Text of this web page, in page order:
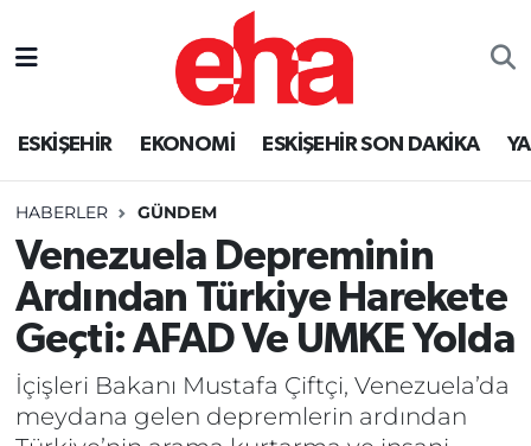
ESKİŞEHİR EKONOMİ ESKİŞEHİR SON DAKİKA
HABERLER GÜNDEM
Venezuela Depreminin
Ardından Türkiye Harekete
Geçti: AFAD Ve UMKE Yolda
İçişleri Bakanı Mustafa Çiftçi, Venezuela’da
meydana gelen depremlerin ardından